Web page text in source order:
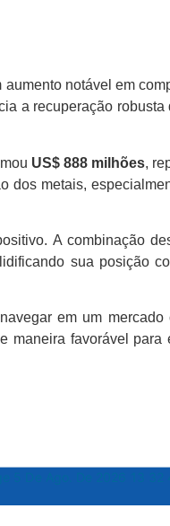
aumento notável em
a recuperação robusta
US$ 888 milhões,
dos metais,
A combinação
sua posição
em um mercado
maneira favorável para